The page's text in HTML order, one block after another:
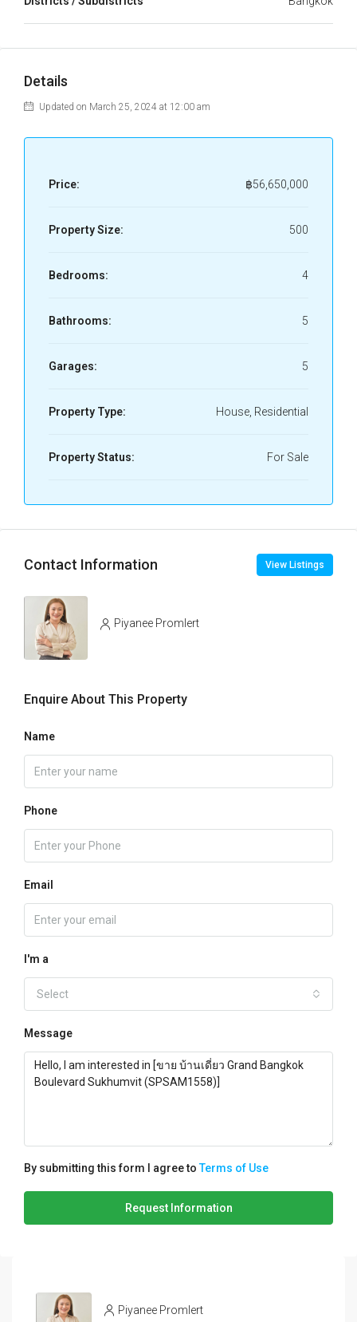
Details
Updated on March 25, 2024 at 12:00 am
Price: ฿56,650,000
Property Size: 500
Bedrooms: 4
Bathrooms: 5
Garages: 5
Property Type: House, Residential
Property Status: For Sale
Contact Information View Listings
Piyanee Promlert
Enquire About This Property
Name
Phone
Email
I'm a
Select
Message
By submitting this form I agree toTerms of Use
Request Information
Piyanee Promlert